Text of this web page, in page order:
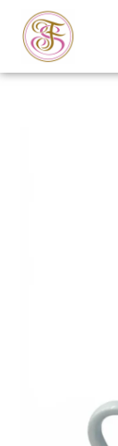
Przejdź
treści